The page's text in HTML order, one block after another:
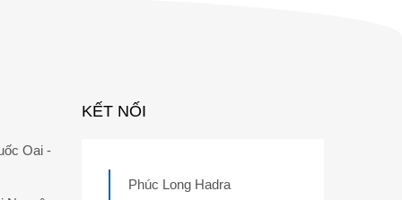
Oai -
KẾT NỐI
Phúc Long Hadra